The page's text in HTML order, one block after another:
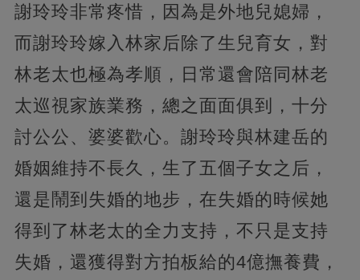
謝玲玲非常疼惜，因為是外地兒媳婦，
而謝玲玲嫁入林家后除了生兒育女，對
林老太也極為孝順，日常還會陪同林老
太巡視家族業務，總之面面俱到，十分
討公公、婆婆歡心。謝玲玲與林建岳的
婚姻維持不長久，生了五個子女之后，
還是鬧到失婚的地步，在失婚的時候她
得到了林老太的全力支持，不只是支持
失婚，還獲得對方拍板給的4億撫養費，